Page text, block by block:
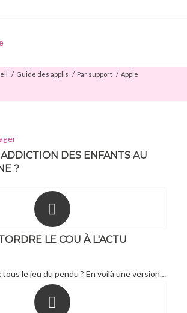
/ Guide des applis / Par support / Apple
DES ENFANTS AU
?
LE COU À L'ACTU
le jeu du pendu ? En voilà une version…